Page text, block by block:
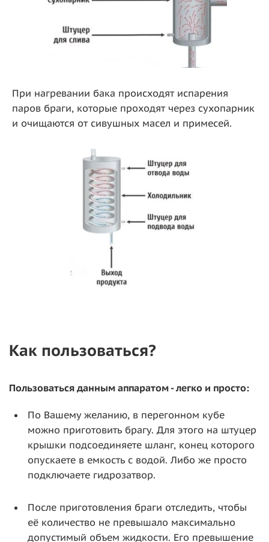
При нагревании бака происходят испарения
паров браги, которые проходят через сухопарник
и очищаются от сивушных масел и примесей.
Как пользоваться?
Пользоваться данным аппаратом - легко и просто:
По Вашему желанию, в перегонном кубе
можно приготовить брагу. Для этого на штуцер
крышки подсоединяете шланг, конец которого
опускаете в емкость с водой. Либо же просто
подключаете гидрозатвор.
После приготовления браги отследить, чтобы
её количество не превышало максимально
допустимый объем жидкости. Его превышение